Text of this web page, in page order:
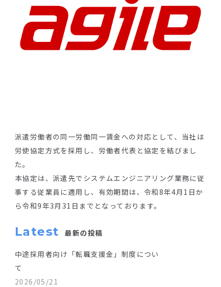
派遣労働者の同一労働同一賃金への対応として、当社は
労使協定方式を採用し、労働者代表と協定を結びまし
た。
本協定は、派遣先でシステムエンジニアリング業務に従
事する従業員に適用し、有効期間は、令和8年4月1日か
ら令和9年3月31日までとなっております。
Latest 最新の投稿
中途採用者向け「転職支援金」制度につい
て
2026/05/21